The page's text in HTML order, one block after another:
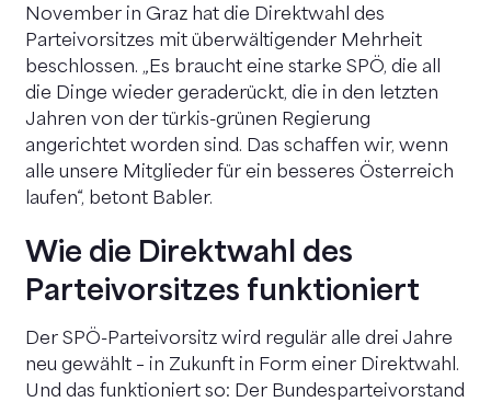
November in Graz hat die Direktwahl des
Parteivorsitzes mit überwältigender Mehrheit
beschlossen. „Es braucht eine starke SPÖ, die all
die Dinge wieder geraderückt, die in den letzten
Jahren von der türkis-grünen Regierung
angerichtet worden sind. Das schaffen wir, wenn
alle unsere Mitglieder für ein besseres Österreich
laufen“, betont Babler.
Wie die Direktwahl des
Parteivorsitzes funktioniert
Der SPÖ-Parteivorsitz wird regulär alle drei Jahre
neu gewählt – in Zukunft in Form einer Direktwahl.
Und das funktioniert so: Der Bundesparteivorstand